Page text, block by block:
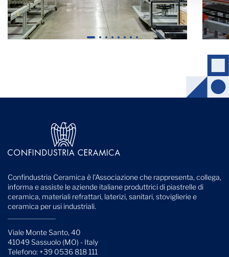
1 2345678
Confindustria Ceramica è l'Associazione che rappresenta, collega,
informa e assiste le aziende italiane produttrici di piastrelle di
ceramica, materiali refrattari, laterizi, sanitari, stoviglierie e
ceramica per usi industriali.
Viale Monte Santo, 40
41049 Sassuolo (MO) - Italy
Telefono: +39 0536 818 111